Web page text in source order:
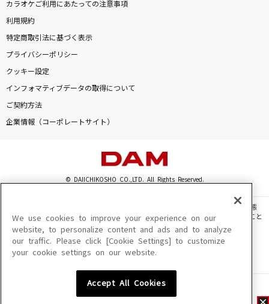
カラオケご利用にあたっての注意事項
利用規約
特定商取引法に基づく表示
プライバシーポリシー
クッキー設定
インフォマティブデータの取得について
ご契約方法
企業情報（コーポレートサイト）
© DAIICHIKOSHO CO.,LTD. All Rights Reserved.
このサイトに掲載されている一切の文章・画像・写真・動画・音声等を、手段や形態
を問わず、著作権法の定める範囲を超えて無断で複製、転載、ファイル化などすること
を禁じます。
楽曲及びコンテンツは、機種によりご利用いただけない場合があります。
楽曲及びコンテンツの配信日、配信内容が変更になる場合があります。
We use cookies to improve your experience on our
website, to personalize content and ads and to analyze
our traffic. Please click [Cookie Settings] to customize
your cookie settings on our website.
Accept All Cookies